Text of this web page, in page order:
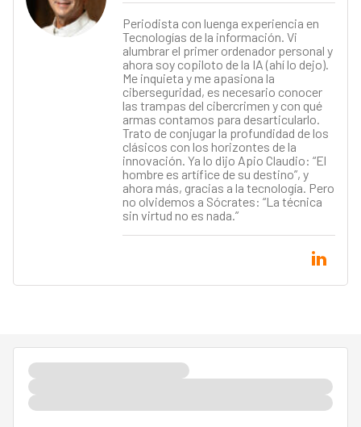
Periodista con luenga experiencia en
Tecnologías de la información. Vi
alumbrar el primer ordenador personal y
ahora soy copiloto de la IA (ahí lo dejo).
Me inquieta y me apasiona la
ciberseguridad, es necesario conocer
las trampas del cibercrimen y con qué
armas contamos para desarticularlo.
Trato de conjugar la profundidad de los
clásicos con los horizontes de la
innovación. Ya lo dijo Apio Claudio: “El
hombre es artífice de su destino”, y
ahora más, gracias a la tecnología. Pero
no olvidemos a Sócrates: “La técnica
sin virtud no es nada.”